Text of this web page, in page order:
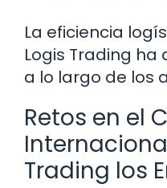
La eficiencia
Logis Trading
a lo largo de los
Retos en el
Trading los